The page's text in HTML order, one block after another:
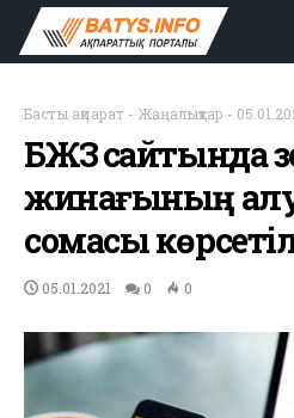
Басты ақпарат - Жаңалықтар -
БЖЗҚ сайтында
жинағының
сомасы
05.01.2021 0 0